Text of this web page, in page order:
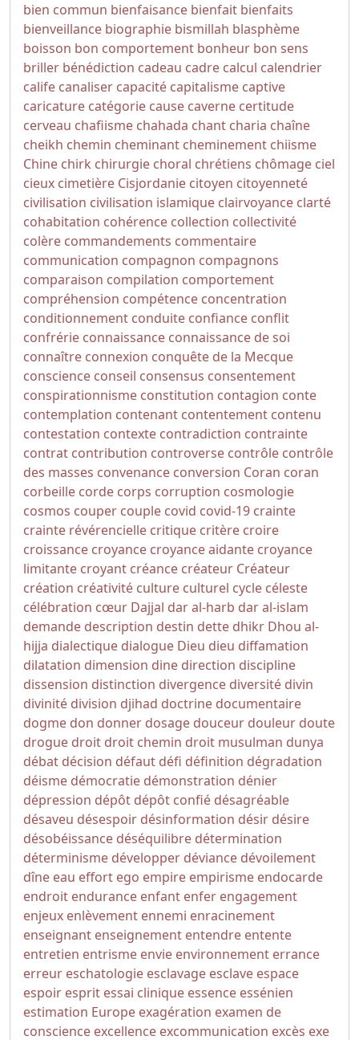
bien commun bienfaisance bienfait bienfaits
bienveillance biographie bismillah blasphème
boisson bon comportement bonheur bon sens
briller bénédiction cadeau cadre calcul calendrier
calife canaliser capacité capitalisme captive
caricature catégorie cause caverne certitude
cerveau chafiisme chahada chant charia chaîne
cheikh chemin cheminant cheminement chiisme
Chine chirk chirurgie choral chrétiens chômage ciel
cieux cimetière Cisjordanie citoyen citoyenneté
civilisation civilisation islamique clairvoyance clarté
cohabitation cohérence collection collectivité
colère commandements commentaire
communication compagnon compagnons
comparaison compilation comportement
compréhension compétence concentration
conditionnement conduite confiance conflit
confrérie connaissance connaissance de soi
connaître connexion conquête de la Mecque
conscience conseil consensus consentement
conspirationnisme constitution contagion conte
contemplation contenant contentement contenu
contestation contexte contradiction contrainte
contrat contribution controverse contrôle contrôle
des masses convenance conversion Coran coran
corbeille corde corps corruption cosmologie
cosmos couper couple covid covid-19 crainte
crainte révérencielle critique critère croire
croissance croyance croyance aidante croyance
limitante croyant créance créateur Créateur
création créativité culture culturel cycle céleste
célébration cœur Dajjal dar al-harb dar al-islam
demande description destin dette dhikr Dhou al-
hijja dialectique dialogue Dieu dieu diffamation
dilatation dimension dine direction discipline
dissension distinction divergence diversité divin
divinité division djihad doctrine documentaire
dogme don donner dosage douceur douleur doute
drogue droit droit chemin droit musulman dunya
débat décision défaut défi définition dégradation
déisme démocratie démonstration dénier
dépression dépôt dépôt confié désagréable
désaveu désespoir désinformation désir désire
désobéissance déséquilibre détermination
déterminisme développer déviance dévoilement
dîne eau effort ego empire empirisme endocarde
endroit endurance enfant enfer engagement
enjeux enlèvement ennemi enracinement
enseignant enseignement entendre entente
entretien entrisme envie environnement errance
erreur eschatologie esclavage esclave espace
espoir esprit essai clinique essence essénien
estimation Europe exagération examen de
conscience excellence excommunication excès exe